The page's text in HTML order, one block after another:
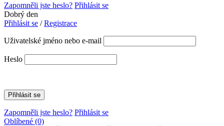
Zapomněli jste heslo? Přihlásit se
Dobrý den
Přihlásit se /Registrace
Uživatelské jméno nebo e-mail
Heslo
Zapomněli jste heslo? Přihlásit se
Oblíbené (0)